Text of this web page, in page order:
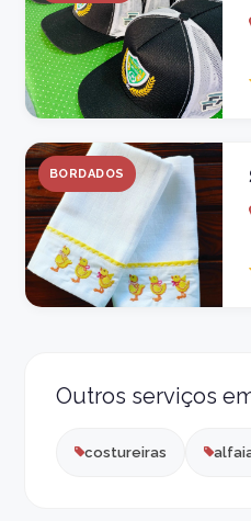
BORDADOS
Outros serviços
costureiras